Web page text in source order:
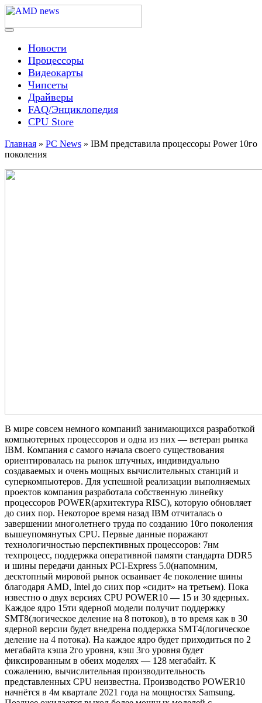
Skip
content
AMD news
Menu
Новости
Процессоры
Видеокарты
Чипсеты
Драйверы
FAQ/Энциклопедия
CPU Store
Главная » PC News » IBM представила процессоры Power 10го
поколения
В мире совсем немного компаний занимающихся разработкой
компьютерных процессоров и одна из них — ветеран рынка
IBM. Компания с самого начала своего существования
ориентировалась на рынок штучных, индивидуально
создаваемых и очень мощных вычислительных станций и
суперкомпьютеров. Для успешной реализации выполняемых
проектов компания разработала собственную линейку
процессоров POWER(архитектура RISC), которую обновляет
до сиих пор. Некоторое время назад IBM отчиталась о
завершении многолетнего труда по созданию 10го поколения
вышеупомянутых CPU. Первые данные поражают
технологичностью перспективных процессоров: 7нм
техпроцесс, поддержка оперативной памяти стандарта DDR5
и шины передачи данных PCI-Express 5.0(напомним,
десктопный мировой рынок осваивает 4е поколение шины
благодаря AMD, Intel до сиих пор «сидит» на третьем). Пока
известно о двух версиях CPU POWER10 — 15 и 30 ядерных.
Каждое ядро 15ти ядерной модели получит поддержку
SMT8(логическое деление на 8 потоков), в то время как в 30
ядерной версии будет внедрена поддержка SMT4(логическое
деление на 4 потока). На каждое ядро будет приходиться по 2
мегабайта кэша 2го уровня, кэш 3го уровня будет
фиксированным в обеих моделях — 128 мегабайт. К
сожалению, вычислительная производительность
представленных CPU неизвестна. Производство POWER10
начнётся в 4м квартале 2021 года на мощностях Samsung.